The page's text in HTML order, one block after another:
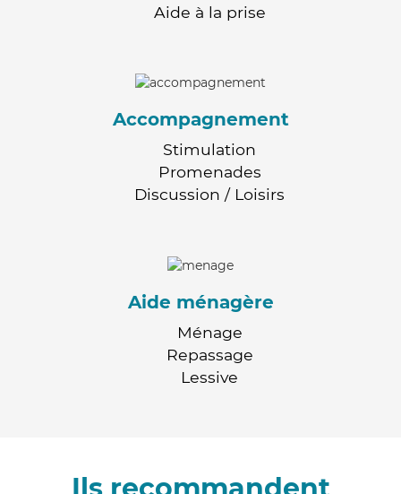
Aide à la prise
Accompagnement
Stimulation
Promenades
Discussion / Loisirs
Aide ménagère
Ménage
Repassage
Lessive